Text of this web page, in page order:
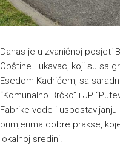
Danas je u zvaničnoj posjeti
Opštine Lukavac, koji su sa
Esedom Kadrićem, sa
“Komunalno Brčko” i JP
Fabrike vode i
primjerima dobre prakse,
lokalnoj sredini.